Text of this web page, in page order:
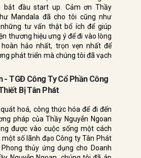
bắt đầu start up. Cảm ơn Thầy
Mandala đã cho tôi cũng như
tư vấn thật bổ ích để giúp
thương hiệu ưng ý để đi vào lòng
hảo nhất, trọn vẹn nhất để
phát triển mà chúng tôi đã vạch
- TGĐ Công Ty Cổ Phần Công
Bị Tân Phát
hoá, công thức hóa để đi đến
pháp của Thầy Nguyễn Ngoan
được vào cuộc sống một cách
số lãnh đạo Công ty Tân Phát
thủy ứng dụng cho Doanh